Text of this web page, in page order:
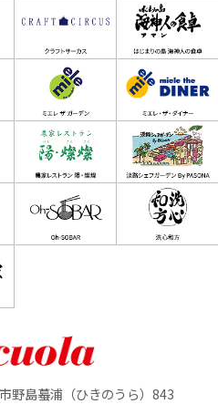
島蟇浦（ひきのうら）843